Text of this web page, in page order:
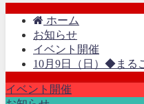
ホーム
お知らせ
イベント開催
10月9日（日）◆まる
イベント開催